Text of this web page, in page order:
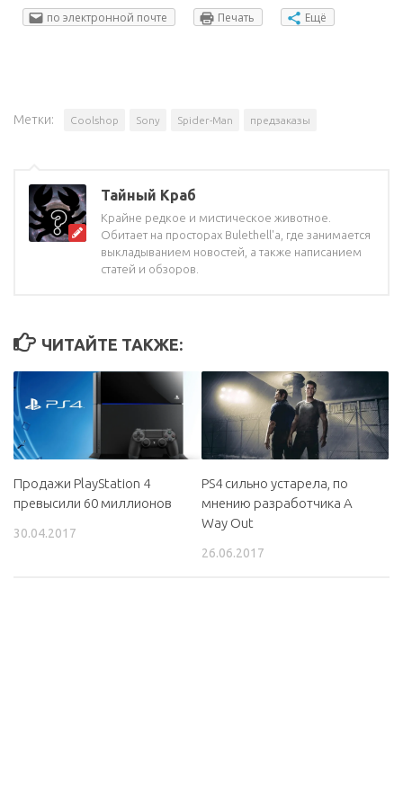
по электронной почте
Печать Ещё
Метки: Coolshop Sony Spider-Man предзаказы
Тайный Краб
Крайне редкое и мистическое животное.
Обитает на просторах Bulethell'a, где занимается
выкладыванием новостей, а также написанием
статей и обзоров.
ЧИТАЙТЕ ТАКЖЕ:
Продажи PlayStation 4
превысили 60 миллионов
30.04.2017
PS4 сильно устарела, по
мнению разработчика A
Way Out
26.06.2017